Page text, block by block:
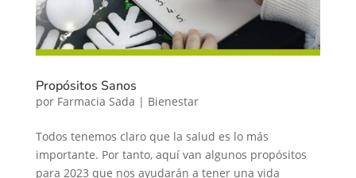
Propósitos Sanos
por Farmacia Sada | Bienestar
Todos tenemos claro que la salud es lo más
importante. Por tanto, aquí van algunos propósitos
para 2023 que nos ayudarán a tener una vida